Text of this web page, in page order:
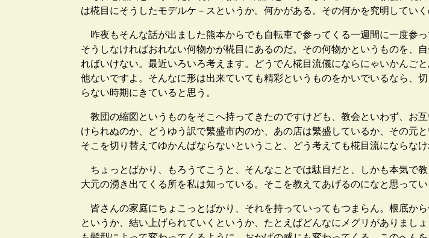
は椛目にそうしたモデルケ－スというか。何かがある。その何かを究明してい
昨夜もそんな話が出ました熊本からでも自転車で参ってくる一週間に一度参
そうしなければおれない何物かが椛目にあるのだ。その何物かというものを、
ればいけない。最近いろいろ考えます。どうでん椛目流儀にならにゃいかんご
他ないですよ。そんなに形は出来ていても精彩というものをかいでいるなら、
らない時期にきていると思う。
教団の縮図というものをそこへ持ってきたのですけども、教会といわず、お
けられぬのか、どうゆう訳で繁盛市内のか、あの店は繁盛しているか、その元
そこを切り替えてゆかんばならないということ、どう考えても椛目流にならな
ちょっとばかり、もろうてこうと、そんなことでは駄目だと、しかも本気で
大元の湧き出てくる所を私は知っている。そこを教えてあげるのになと思ってい
皆さんの家庭にちょこっとばかり、それを持っていってもつまらん。根底か
というか、結い上げられていくというか、たとえばどんなにメグリがありまし